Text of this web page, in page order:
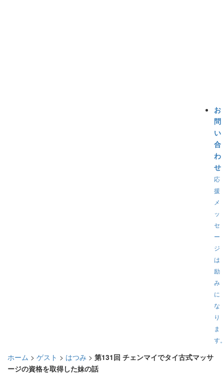
お
問
い
合
わ
せ
応
援
メ
ッ
セ
ー
ジ
は
励
み
に
な
り
ま
す
ホーム > ゲスト > はつみ > 第131回 チェンマイでタイ古式マッサ
ージの資格を取得した妹の話